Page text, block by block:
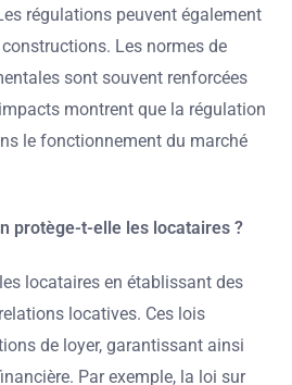
régulations peuvent également
Les normes de
sont souvent renforcées
montrent que la régulation
le fonctionnement du marché
protège-t-elle les locataires ?
locataires en établissant des
locatives. Ces lois
de loyer, garantissant ainsi
Par exemple, la loi sur